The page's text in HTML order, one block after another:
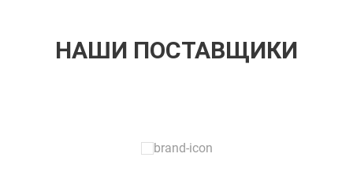
НАШИ ПОСТАВЩИКИ